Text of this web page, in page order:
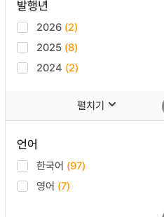
발행년
2026 (2)
2025 (8)
2024 (2)
펼치기
언어
한국어 (97)
영어 (7)